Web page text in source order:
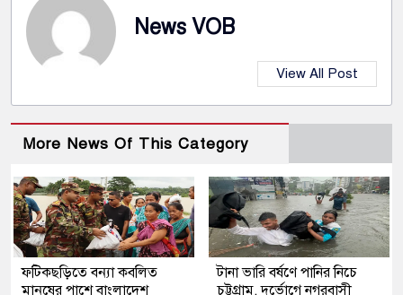
News VOB
View All Post
More News Of This Category
ফটিকছড়িতে বন্যা কবলিত
মানুষের পাশে বাংলাদেশ
টানা ভারি বর্ষণে পানির নিচে
চট্টগ্রাম, দুর্ভোগে নগরবাসী